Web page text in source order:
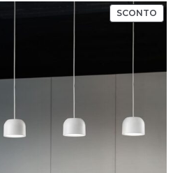
SCONTO
IN